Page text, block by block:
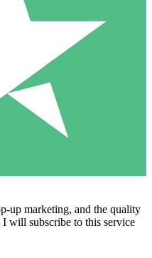
up marketing, and the quality
will subscribe to this service